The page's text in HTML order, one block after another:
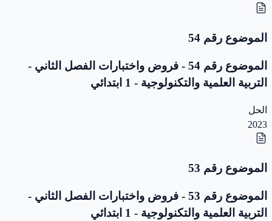
الموضوع رقم 54
الموضوع رقم 54 - فروض واختبارات الفصل الثاني -
التربية العلمية والتكنولوجية - 1 ابتدائي
الحل
2023
الموضوع رقم 53
الموضوع رقم 53 - فروض واختبارات الفصل الثاني -
التربية العلمية والتكنولوجية - 1 ابتدائي